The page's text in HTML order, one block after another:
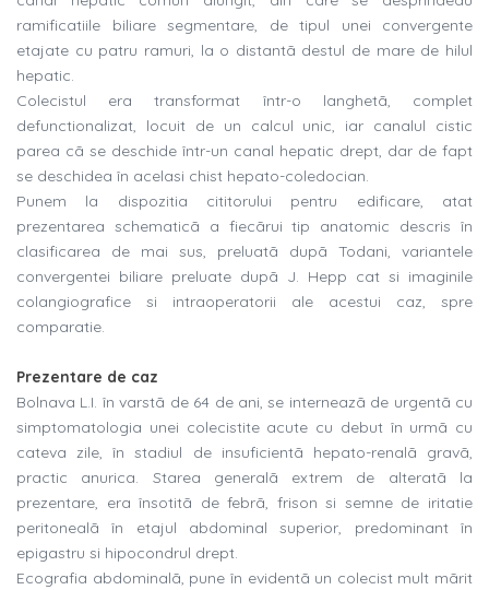
ramificatiile biliare segmentare, de tipul unei convergente
etajate cu patru ramuri, la o distantã destul de mare de hilul
hepatic.
Colecistul era transformat într-o langhetã, complet
defunctionalizat, locuit de un calcul unic, iar canalul cistic
parea cã se deschide într-un canal hepatic drept, dar de fapt
se deschidea în acelasi chist hepato-coledocian.
Punem la dispozitia cititorului pentru edificare, atat
prezentarea schematicã a fiecãrui tip anatomic descris în
clasificarea de mai sus, preluatã dupã Todani, variantele
convergentei biliare preluate dupã J. Hepp cat si imaginile
colangiografice si intraoperatorii ale acestui caz, spre
comparatie.
Prezentare de caz
Bolnava L.I. în varstã de 64 de ani, se interneazã de urgentã cu
simptomatologia unei colecistite acute cu debut în urmã cu
cateva zile, în stadiul de insuficientã hepato-renalã gravã,
practic anurica. Starea generalã extrem de alteratã la
prezentare, era însotitã de febrã, frison si semne de iritatie
peritonealã în etajul abdominal superior, predominant în
epigastru si hipocondrul drept.
Ecografia abdominalã, pune în evidentã un colecist mult mãrit